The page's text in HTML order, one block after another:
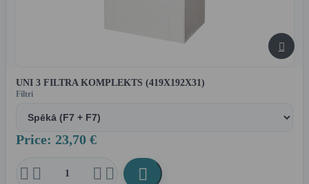

UNI 3 FILTRA KOMPLEKTS (419X192X31)
Filtri
Price: 23,70 €
    